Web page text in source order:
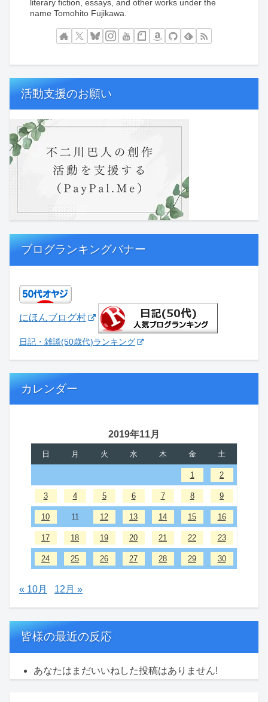
literary fiction, essays, and other works under the
name Tomohito Fujikawa.
活動支援のお願い
ブログランキングバナー
にほんブログ村
日記・雑談(50歳代)ランキング
カレンダー
2019年11月
日 月 火 水 木 金 土
1 2
3 4 5 6 7 8 9
10 11 12 13 14 15 16
17 18 19 20 21 22 23
24 25 26 27 28 29 30
« 10月 12月 »
皆様の最近の反応
あなたはまだいいねした投稿はありません!